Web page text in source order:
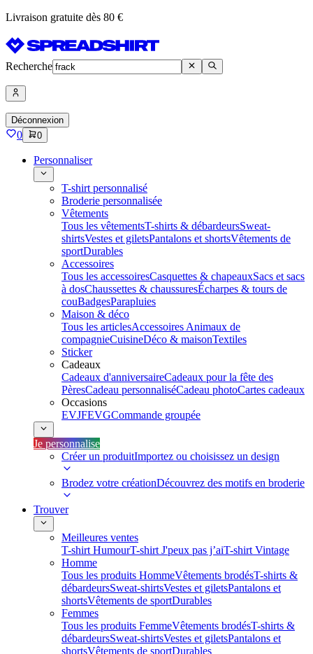
Livraison gratuite dès 80 €
Recherche
Déconnexion
0 0
Personnaliser
T-shirt personnalisé
Broderie personnalisée
Vêtements
Tous les vêtementsT-shirts & débardeursSweat-
shirtsVestes et giletsPantalons et shortsVêtements de
sportDurables
Accessoires
Tous les accessoiresCasquettes & chapeauxSacs et sacs
à dosChaussettes & chaussuresÉcharpes & tours de
couBadgesParapluies
Maison & déco
Tous les articlesAccessoires Animaux de
compagnieCuisineDéco & maisonTextiles
Sticker
Cadeaux
Cadeaux d'anniversaireCadeaux pour la fête des
PèresCadeau personnaliséCadeau photoCartes cadeaux
Occasions
EVJFEVGCommande groupée
Je personnalise
Créer un produitImportez ou choisissez un design
Brodez votre créationDécouvrez des motifs en broderie
Trouver
Meilleures ventes
T-shirt HumourT-shirt J'peux pas j’aiT-shirt Vintage
Homme
Tous les produits HommeVêtements brodésT-shirts &
débardeursSweat-shirtsVestes et giletsPantalons et
shortsVêtements de sportDurables
Femmes
Tous les produits FemmeVêtements brodésT-shirts &
débardeursSweat-shirtsVestes et giletsPantalons et
shortsVêtements de sportDurables